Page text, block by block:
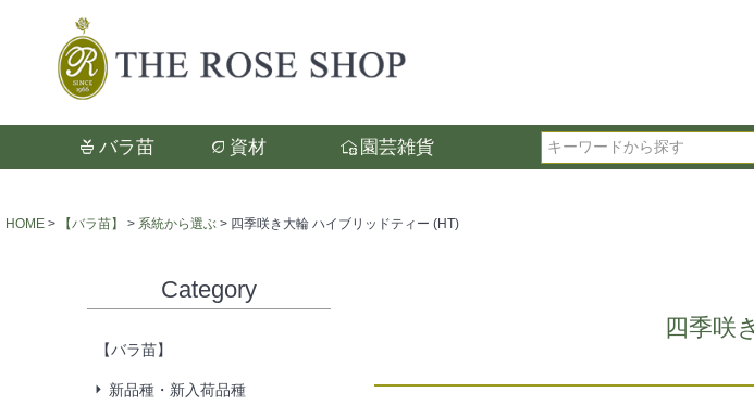
バラ苗 資材 園芸雑貨
検索
検索
選択した項目全てに該当
タイプ、カラー、ブラン
HOME 【バラ苗】 系統から選ぶ 四季咲き大輪 ハイブリッドティー (HT)
Category
【バラ苗】
新品種・新入荷品種
四季咲